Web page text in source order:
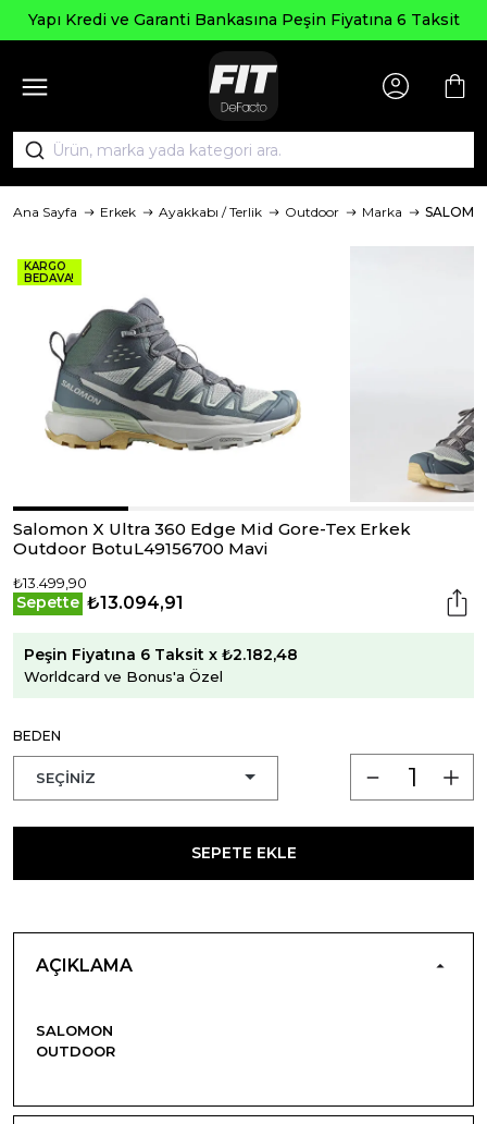
Yapı Kredi ve Garanti Bankasına Peşin Fiyatına 6 Taksit
Ana Sayfa Erkek Ayakkabı / Terlik Outdoor Marka
KARGO
BEDAVA!
Salomon X Ultra 360 Edge Mid Gore-Tex Erkek
Outdoor BotuL49156700 Mavi
₺13.499,90
Sepette ₺13.094,91
Peşin Fiyatına 6 Taksit x ₺2.182,48
Worldcard ve Bonus'a Özel
BEDEN
SEPETE EKLE
AÇIKLAMA
SALOMON
OUTDOOR